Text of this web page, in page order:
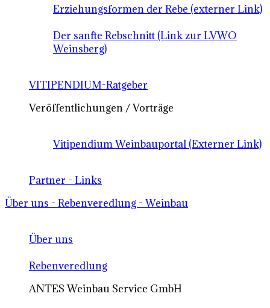
Erziehungsformen der Rebe (externer Link)
Der sanfte Rebschnitt (Link zur LVWO
Weinsberg)
VITIPENDIUM-Ratgeber
Veröffentlichungen / Vorträge
Vitipendium Weinbauportal (Externer Link)
Partner - Links
Über uns - Rebenveredlung - Weinbau
Über uns
Rebenveredlung
ANTES Weinbau Service GmbH